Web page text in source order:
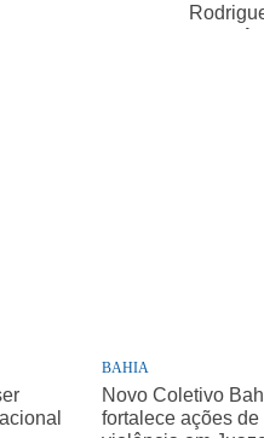
BAHIA
Novo Coletivo
fortalece ações